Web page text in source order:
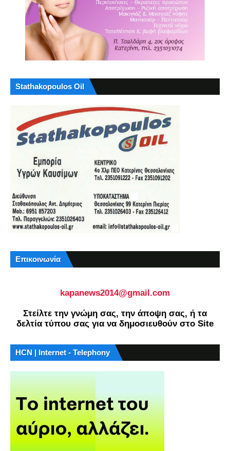
Stathakopoulos Oil
Επικοινωνία
kapanews2014@gmail.com
Στείλτε την γνώμη σας, την άποψη σας, ή τα
δελτία τύπου σας για να δημοσιευθούν στο Site
HCN | Internet - Telephony